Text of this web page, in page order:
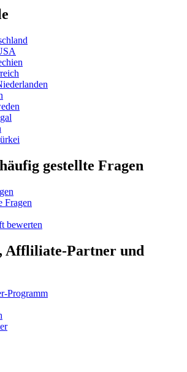
gestellte Fragen
Fragen
bewerten
Affliliate-Partner und
Programm